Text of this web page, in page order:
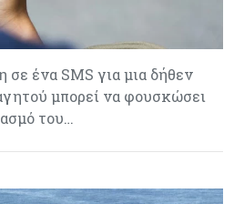
ένα SMS για μια δήθεν
μπορεί να φουσκώσει
του…